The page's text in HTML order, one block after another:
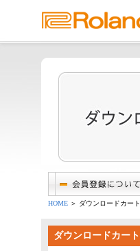
HOME ＞ ダウンロードカート
ダウンロードカート